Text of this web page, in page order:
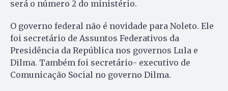
será o número 2 do ministério.
O governo federal não é novidade para Noleto. Ele
foi secretário de Assuntos Federativos da
Presidência da República nos governos Lula e
Dilma. Também foi secretário- executivo de
Comunicação Social no governo Dilma.